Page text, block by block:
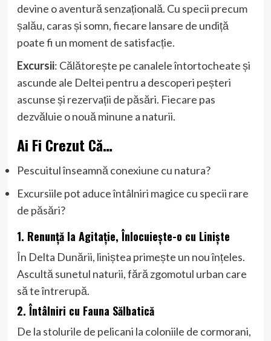
devine o aventură senzațională. Cu specii precum
șalău, caras și somn, fiecare lansare de undiță
poate fi un moment de satisfacție.
Excursii: Călătorește pe canalele întortocheate și
ascunde ale Deltei pentru a descoperi peșteri
ascunse și rezervații de păsări. Fiecare pas
dezvăluie o nouă minune a naturii.
Ai Fi Crezut Că…
Pescuitul înseamnă conexiune cu natura?
Excursiile pot aduce întâlniri magice cu specii rare
de păsări?
1. Renunță la Agitație, Înlocuiește-o cu Liniște
În Delta Dunării, liniștea primește un nou înțeles.
Ascultă sunetul naturii, fără zgomotul urban care
să te întrerupă.
2. Întâlniri cu Fauna Sălbatică
De la stolurile de pelicani la coloniile de cormorani,